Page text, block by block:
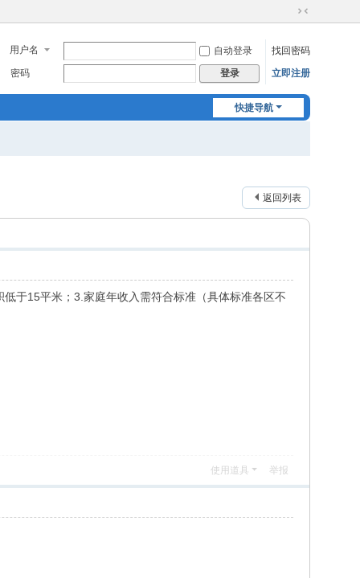
切
到
窄
用户名 自动登录
找回密码
密码
登录 立即注册
快捷导航
返回列表
于15平米；3.家庭年收入需符合标准（具体标准各区不
使用道具 举报